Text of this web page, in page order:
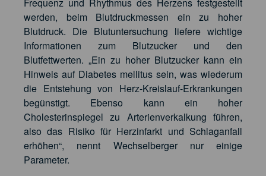
Frequenz und Rhythmus des Herzens festgestellt
werden, beim Blutdruckmessen ein zu hoher
Blutdruck. Die Blutuntersuchung liefere wichtige
Informationen zum Blutzucker und den
Blutfettwerten. „Ein zu hoher Blutzucker kann ein
Hinweis auf Diabetes mellitus sein, was wiederum
die Entstehung von Herz-Kreislauf-Erkrankungen
begünstigt. Ebenso kann ein hoher
Cholesterinspiegel zu Arterienverkalkung führen,
also das Risiko für Herzinfarkt und Schlaganfall
erhöhen“, nennt Wechselberger nur einige
Parameter.